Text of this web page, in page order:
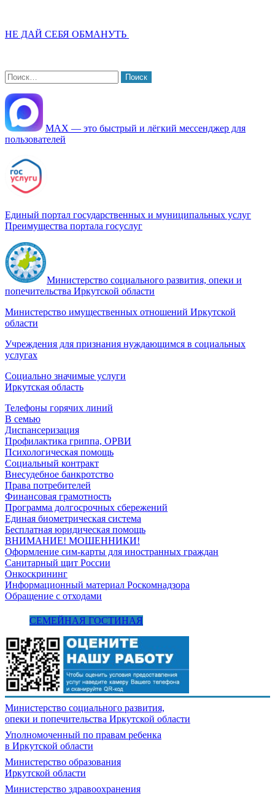
НЕ ДАЙ СЕБЯ ОБМАНУТЬ
Найти:
МАХ — это быстрый и лёгкий мессенджер для
пользователей
Единый портал государственных и муниципальных услуг
Преимущества портала госуслуг
Министерство социального развития, опеки и
попечительства Иркутской области
Министерство имущественных отношений Иркутской
области
Учреждения для признания нуждающимся в социальных
услугах
Социально значимые услуги
Иркутская область
Телефоны горячих линий
В семью
Диспансеризация
Профилактика гриппа, ОРВИ
Психологическая помощь
Социальный контракт
Внесудебное банкротство
Права потребителей
Финансовая грамотность
Программа долгосрочных сбережений
Единая биометрическая система
Бесплатная юридическая помощь
ВНИМАНИЕ! МОШЕННИКИ!
Оформление сим-карты для иностранных граждан
Санитарный щит России
Онкоскрининг
Информационный материал Роскомнадзора
Обращение с отходами
СЕМЕЙНАЯ ГОСТИНАЯ
Министерство социального развития,
опеки и попечительства Иркутской области
Уполномоченный по правам ребенка
в Иркутской области
Министерство образования
Иркутской области
Министерство здравоохранения